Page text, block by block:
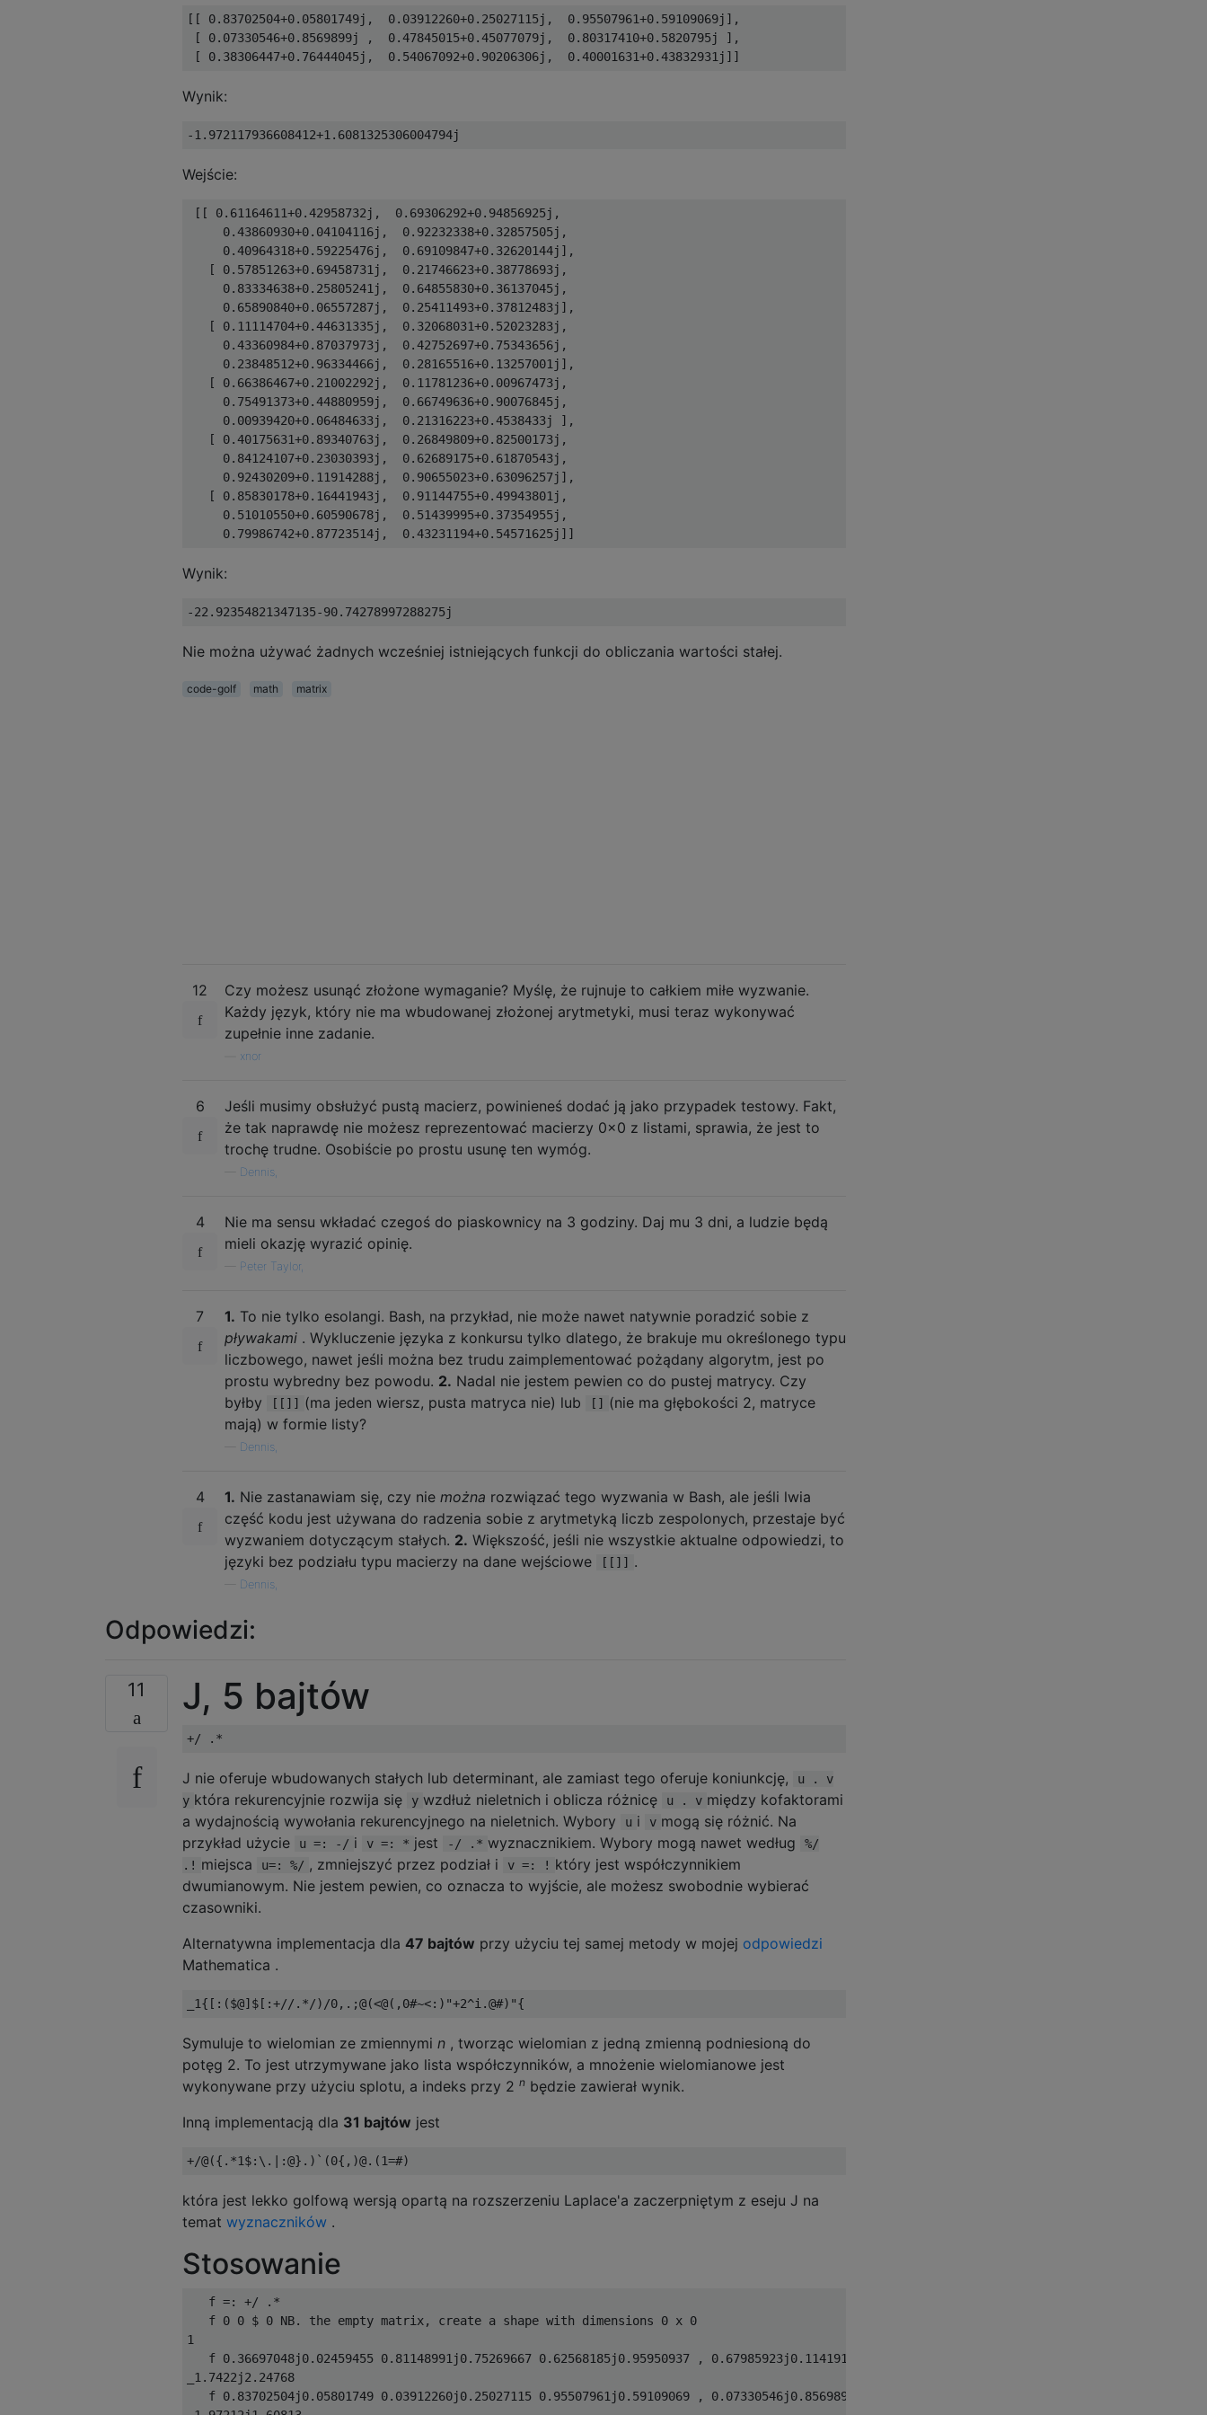
[[ 0.83702504+0.05801749j,  0.03912260+0.25027115j,  0.95507961+0.59109069j],
[ 0.07330546+0.8569899j ,  0.47845015+0.45077079j,  0.80317410+0.5820795j ],
Wynik:
Wejście:
[[ 0.61164611+0.42958732j,  0.69306292+0.94856925j,
     0.43860930+0.04104116j,  0.92232338+0.32857505j,
     0.40964318+0.59225476j,  0.69109847+0.32620144j],
   [ 0.57851263+0.69458731j,  0.21746623+0.38778693j,
     0.83334638+0.25805241j,  0.64855830+0.36137045j,
     0.65890840+0.06557287j,  0.25411493+0.37812483j],
   [ 0.11114704+0.44631335j,  0.32068031+0.52023283j,
     0.43360984+0.87037973j,  0.42752697+0.75343656j,
     0.23848512+0.96334466j,  0.28165516+0.13257001j],
   [ 0.66386467+0.21002292j,  0.11781236+0.00967473j,
     0.75491373+0.44880959j,  0.66749636+0.90076845j,
     0.00939420+0.06484633j,  0.21316223+0.4538433j ],
   [ 0.40175631+0.89340763j,  0.26849809+0.82500173j,
     0.84124107+0.23030393j,  0.62689175+0.61870543j,
     0.92430209+0.11914288j,  0.90655023+0.63096257j],
   [ 0.85830178+0.16441943j,  0.91144755+0.49943801j,
     0.51010550+0.60590678j,  0.51439995+0.37354955j,
Wynik:
Nie można używać żadnych wcześniej istniejących funkcji do obliczania wartości stałej.
code-golf math matrix
12
Czy możesz usunąć złożone wymaganie? Myślę, że rujnuje to całkiem miłe wyzwanie.
Każdy język, który nie ma wbudowanej złożonej arytmetyki, musi teraz wykonywać
zupełnie inne zadanie.
xnor
6
Jeśli musimy obsłużyć pustą macierz, powinieneś dodać ją jako przypadek testowy. Fakt,
że tak naprawdę nie możesz reprezentować macierzy 0x0 z listami, sprawia, że ​​jest to
trochę trudne. Osobiście po prostu usunę ten wymóg.
Dennis,
4
Nie ma sensu wkładać czegoś do piaskownicy na 3 godziny. Daj mu 3 dni, a ludzie będą
mieli okazję wyrazić opinię.
Peter Taylor,
7 1. To nie tylko esolangi. Bash, na przykład, nie może nawet natywnie poradzić sobie z
pływakami . Wykluczenie języka z konkursu tylko dlatego, że brakuje mu określonego typu
liczbowego, nawet jeśli można bez trudu zaimplementować pożądany algorytm, jest po
prostu wybredny bez powodu. 2. Nadal nie jestem pewien co do pustej matrycy. Czy
byłby
[[]] (ma jeden wiersz, pusta matryca nie) lub []
(nie ma głębokości 2, matryce
mają) w formie listy?
Dennis,
4 1. Nie zastanawiam się, czy nie można rozwiązać tego wyzwania w Bash, ale jeśli lwia
część kodu jest używana do radzenia sobie z arytmetyką liczb zespolonych, przestaje być
wyzwaniem dotyczącym stałych. 2. Większość, jeśli nie wszystkie aktualne odpowiedzi, to
języki bez podziału typu macierzy na dane wejściowe
[[]] .
Dennis,
Odpowiedzi:
11 J, 5 bajtów
J nie oferuje wbudowanych stałych lub determinant, ale zamiast tego oferuje koniunkcję,
u . v
y która rekurencyjnie rozwija się y wzdłuż nieletnich i oblicza różnicę u . v między kofaktorami
a wydajnością wywołania rekurencyjnego na nieletnich. Wybory
u i v mogą się różnić. Na
przykład użycie
u =: -/ i v =: * jest -/ .* wyznacznikiem. Wybory mogą nawet według
%/
.! miejsca u=: %/ , zmniejszyć przez podział i v =: ! który jest współczynnikiem
dwumianowym. Nie jestem pewien, co oznacza to wyjście, ale możesz swobodnie wybierać
czasowniki.
Alternatywna implementacja dla 47 bajtów przy użyciu tej samej metody w mojej odpowiedzi
Mathematica .
Symuluje to wielomian ze zmiennymi n , tworząc wielomian z jedną zmienną podniesioną do
potęg 2. To jest utrzymywane jako lista współczynników, a mnożenie wielomianowe jest
wykonywane przy użyciu splotu, a indeks przy 2 n będzie zawierał wynik.
Inną implementacją dla 31 bajtów jest
która jest lekko golfową wersją opartą na rozszerzeniu Laplace'a zaczerpniętym z eseju J na
temat wyznaczników .
Stosowanie
   f =: +/ .*
   f 0 0 $ 0 NB. the empty matrix, create a shape with dimensions 0 x 0
1
f 0.36697048j0.02459455 0.81148991j0.75269667 0.62568185j0.95950937 , 0.67985923j0.11419187  0.50131790j0.13067928 0.10330161j0.83532727
_1.7422j2.24768
f 0.83702504j0.05801749 0.03912260j0.25027115 0.95507961j0.59109069 , 0.07330546j0.8569899 0.47845015j0.45077079 0.80317410j0.5820795 ,: